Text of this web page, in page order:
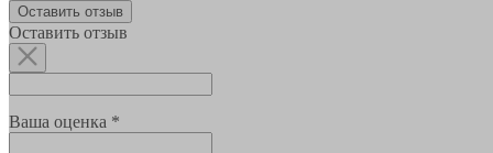
Оставить отзыв
Оставить отзыв
Ваша оценка *